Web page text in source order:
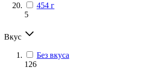
454 г
5
Вкус
Без вкуса
126